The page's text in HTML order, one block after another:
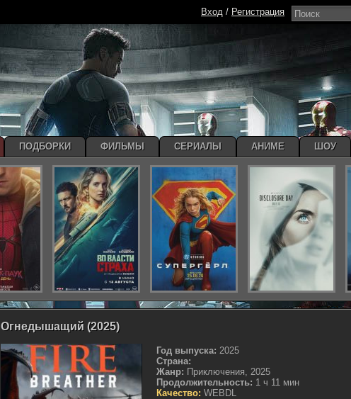
Огнедышащий (2025)
Год выпуска: 2025
Страна:
Жанр: Приключения, 2025
Продолжительность: 1 ч 11 мин
Качество: WEBDL
Вход / Регистрация
ПОДБОРКИ ФИЛЬМЫ СЕРИАЛЫ АНИМЕ ШОУ